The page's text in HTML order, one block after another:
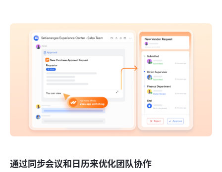
通过同步会议和日历来优化团队协作